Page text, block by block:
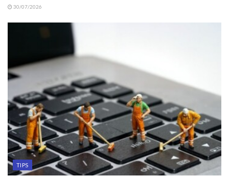
30/07/2026
TIPS